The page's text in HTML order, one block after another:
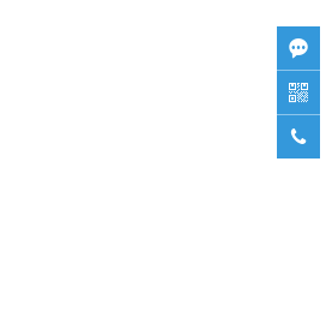


